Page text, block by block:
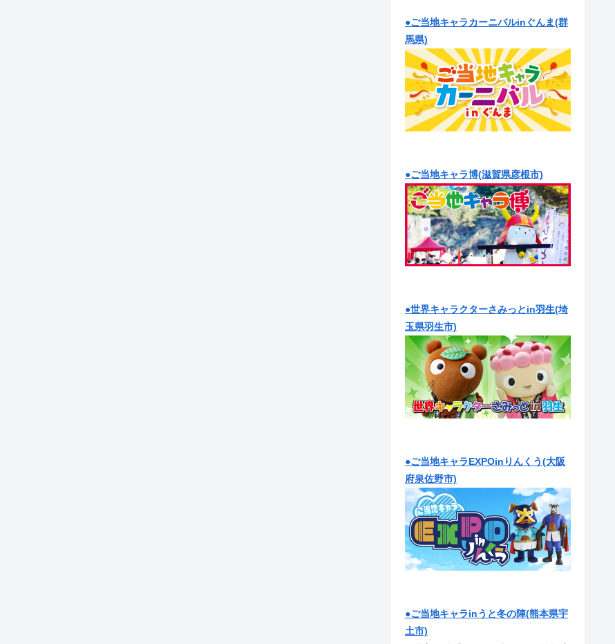
●ご当地キャラカーニバルinぐんま(群
馬県)
●ご当地キャラ博(滋賀県彦根市)
●世界キャラクターさみっとin羽生(埼
玉県羽生市)
●ご当地キャラEXPOinりんくう(大阪
府泉佐野市)
●ご当地キャラinうと冬の陣(熊本県宇
土市)